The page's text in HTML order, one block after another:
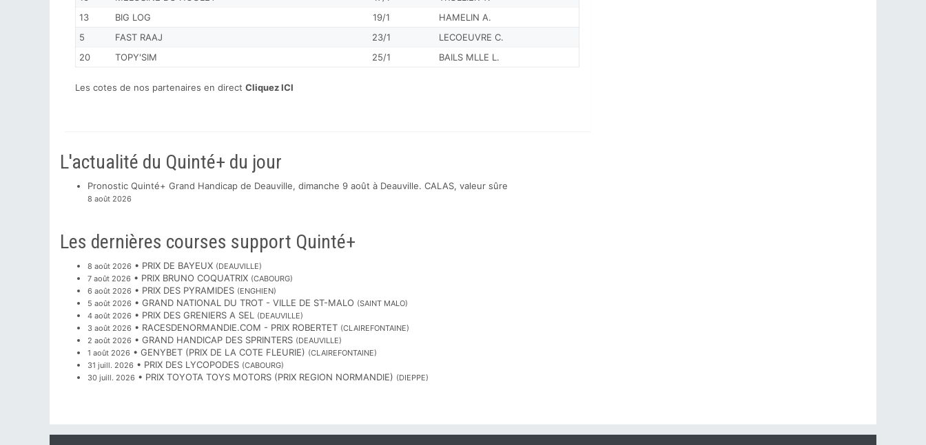
13
BIG LOG 19/1
HAMELIN A.
5
FAST RAAJ 23/1
LECOEUVRE C.
20
TOPY'SIM 25/1 BAILS MLLE L.
Les cotes de nos partenaires en direct Cliquez ICI
L'actualité du Quinté+ du jour
Pronostic Quinté+ Grand Handicap de Deauville, dimanche 9 août à Deauville. CALAS, valeur sûre
8 août 2026
Les dernières courses support Quinté+
8 août 2026 • PRIX DE BAYEUX (DEAUVILLE)
7 août 2026 • PRIX BRUNO COQUATRIX (CABOURG)
6 août 2026 • PRIX DES PYRAMIDES (ENGHIEN)
5 août 2026 • GRAND NATIONAL DU TROT - VILLE DE ST-MALO (SAINT MALO)
4 août 2026 • PRIX DES GRENIERS A SEL
(DEAUVILLE)
3 août 2026 • RACESDENORMANDIE.COM - PRIX ROBERTET (CLAIREFONTAINE)
2 août 2026 • GRAND HANDICAP DES SPRINTERS (DEAUVILLE)
1 août 2026 • GENYBET (PRIX DE LA COTE FLEURIE) (CLAIREFONTAINE)
31 juill. 2026 • PRIX DES LYCOPODES (CABOURG)
30 juill. 2026 • PRIX TOYOTA TOYS MOTORS (PRIX REGION NORMANDIE) (DIEPPE)